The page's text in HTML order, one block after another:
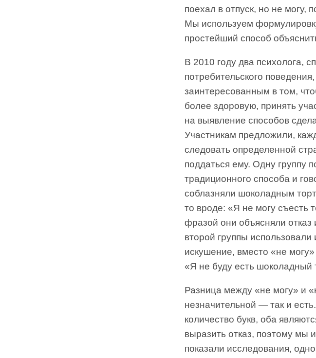
поехал в отпуск, но не могу,
Мы используем
простейший способ
В 2010 году два психолога,
потребительского
заинтересованным в том,
более здоровую, принять
на выявление способов
Участникам предложили,
следовать определенной
поддаться ему. Одну группу
традиционного способа и
соблазняли шоколадным
то вроде: «Я не могу съесть
фразой они объясняли отказ
второй группы
искушение, вместо «не
«Я не буду есть шоколадный
Разница между «не могу» и
незначительной — так и
количество букв, оба
выразить отказ, поэтому мы
показали исследования,